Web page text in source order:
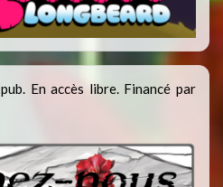
En accès libre. Financé par